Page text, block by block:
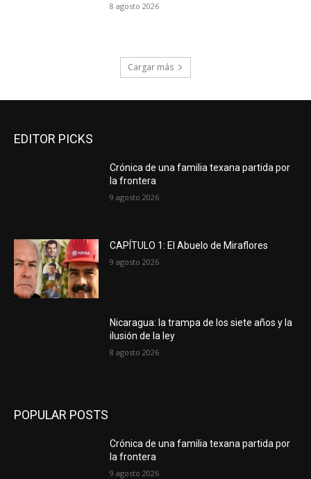
8 agosto 2026
Cargar más
EDITOR PICKS
Crónica de una familia texana partida por
la frontera
9 agosto 2026
CAPÍTULO 1: El Abuelo de Miraflores
9 agosto 2026
Nicaragua: la trampa de los siete años y la
ilusión de la ley
8 agosto 2026
POPULAR POSTS
Crónica de una familia texana partida por
la frontera
9 agosto 2026